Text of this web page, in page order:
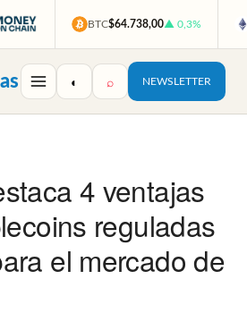
BTC$64.738,00▲ 0,3%
◐ ⌕ NEWSLETTER
4 ventajas
reguladas
el mercado de